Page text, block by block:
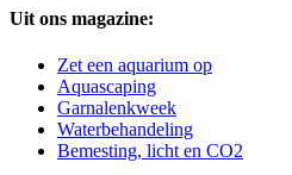
Uit ons magazine:
Zet een aquarium op
Aquascaping
Garnalenkweek
Waterbehandeling
Bemesting, licht en CO2